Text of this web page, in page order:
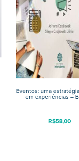
Eventos: uma
em experiências –
R$58,00